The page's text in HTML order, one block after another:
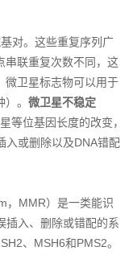
对。这些重复序列广
串联重复次数不同，这
微卫星标志物可以用于
。 微卫星不稳定
等位基因长度的改变，
入或删除以及DNA错配
，MMR）是一类能识
插入、删除或错配的系
、MSH6和PMS2。